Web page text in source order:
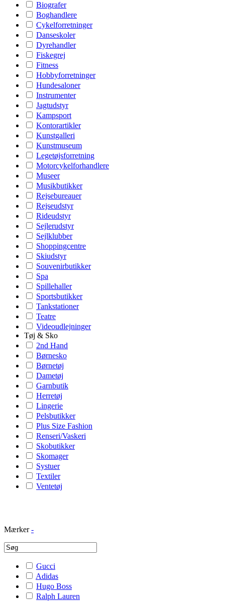
Biografer
Boghandlere
Cykelforretninger
Danseskoler
Dyrehandler
Fiskegrej
Fitness
Hobbyforretninger
Hundesaloner
Instrumenter
Jagtudstyr
Kampsport
Kontorartikler
Kunstgalleri
Kunstmuseum
Legetøjsforretning
Motorcykelforhandlere
Museer
Musikbutikker
Rejsebureauer
Rejseudstyr
Rideudstyr
Sejlerudstyr
Sejlklubber
Shoppingcentre
Skiudstyr
Souvenirbutikker
Spa
Spillehaller
Sportsbutikker
Tankstationer
Teatre
Videoudlejninger
Tøj & Sko
2nd Hand
Børnesko
Børnetøj
Dametøj
Garnbutik
Herretøj
Lingerie
Pelsbutikker
Plus Size Fashion
Renseri/Vaskeri
Skobutikker
Skomager
Systuer
Textiler
Ventetøj
Mærker -
Gucci
Adidas
Hugo Boss
Ralph Lauren